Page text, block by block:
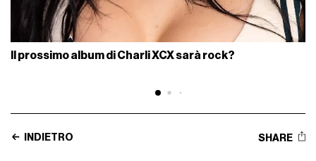
Il prossimo album di Charli XCX sarà rock?
INDIETRO SHARE